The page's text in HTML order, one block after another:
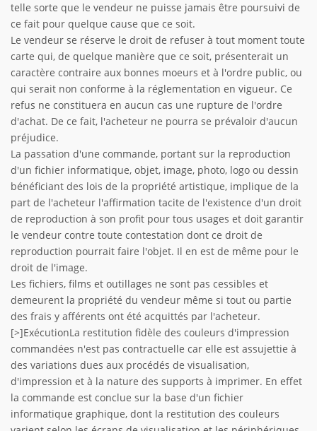
telle sorte que le vendeur ne puisse jamais être poursuivi de
ce fait pour quelque cause que ce soit.
Le vendeur se réserve le droit de refuser à tout moment toute
carte qui, de quelque manière que ce soit, présenterait un
caractère contraire aux bonnes moeurs et à l'ordre public, ou
qui serait non conforme à la réglementation en vigueur. Ce
refus ne constituera en aucun cas une rupture de l'ordre
d'achat. De ce fait, l'acheteur ne pourra se prévaloir d'aucun
préjudice.
La passation d'une commande, portant sur la reproduction
d'un fichier informatique, objet, image, photo, logo ou dessin
bénéficiant des lois de la propriété artistique, implique de la
part de l'acheteur l'affirmation tacite de l'existence d'un droit
de reproduction à son profit pour tous usages et doit garantir
le vendeur contre toute contestation dont ce droit de
reproduction pourrait faire l'objet. Il en est de même pour le
droit de l'image.
Les fichiers, films et outillages ne sont pas cessibles et
demeurent la propriété du vendeur même si tout ou partie
des frais y afférents ont été acquittés par l'acheteur.
[>]ExécutionLa restitution fidèle des couleurs d'impression
commandées n'est pas contractuelle car elle est assujettie à
des variations dues aux procédés de visualisation,
d'impression et à la nature des supports à imprimer. En effet
la commande est conclue sur la base d'un fichier
informatique graphique, dont la restitution des couleurs